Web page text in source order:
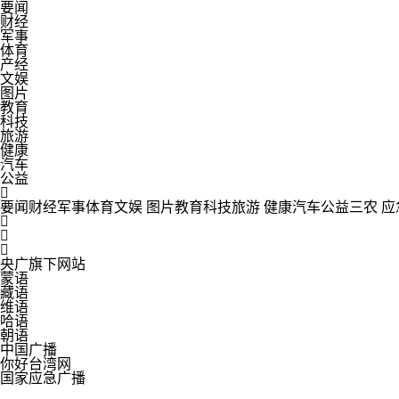
要闻
财经
军事
体育
产经
文娱
图片
教育
科技
旅游
健康
汽车
公益

要闻财经军事体育文娱 图片教育科技旅游健康汽车公益三农



央广旗下网站
蒙语
藏语
维语
哈语
朝语
中国广播
你好台湾网
国家应急广播